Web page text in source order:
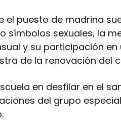
el puesto de madrina
símbolos sexuales, la
y su participación
de la renovación del
en desfilar en el
del grupo